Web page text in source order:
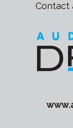
Contact
www.